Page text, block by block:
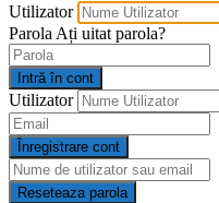
Utilizator
Parola Ați uitat parola?
Intră în cont
Utilizator
Înregistrare cont
Reseteaza parola